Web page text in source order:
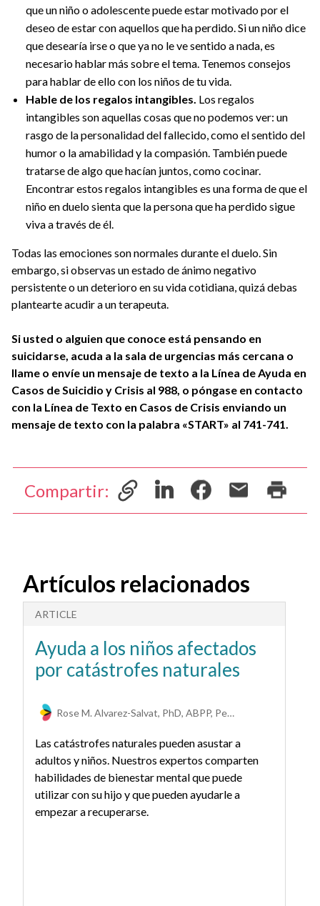
que un niño o adolescente puede estar motivado por el
deseo de estar con aquellos que ha perdido. Si un niño dice
que desearía irse o que ya no le ve sentido a nada, es
necesario hablar más sobre el tema. Tenemos consejos
para hablar de ello con los niños de tu vida.
Hable de los regalos intangibles. Los regalos
intangibles son aquellas cosas que no podemos ver: un
rasgo de la personalidad del fallecido, como el sentido del
humor o la amabilidad y la compasión. También puede
tratarse de algo que hacían juntos, como cocinar.
Encontrar estos regalos intangibles es una forma de que el
niño en duelo sienta que la persona que ha perdido sigue
viva a través de él.
Todas las emociones son normales durante el duelo. Sin
embargo, si observas un estado de ánimo negativo
persistente o un deterioro en su vida cotidiana, quizá debas
plantearte acudir a un terapeuta.
Si usted o alguien que conoce está pensando en
suicidarse, acuda a la sala de urgencias más cercana o
llame o envíe un mensaje de texto a la Línea de Ayuda en
Casos de Suicidio y Crisis al 988, o póngase en contacto
con la Línea de Texto en Casos de Crisis enviando un
mensaje de texto con la palabra «START» al 741-741.
Compartir:
Artículos relacionados
ARTICLE
Ayuda a los niños afectados
por catástrofes naturales
Rose M. Alvarez-Salvat, PhD, ABPP, Pediatric Psychologist at Nicklaus Children’s Hospital
Las catástrofes naturales pueden asustar a
adultos y niños. Nuestros expertos comparten
habilidades de bienestar mental que puede
utilizar con su hijo y que pueden ayudarle a
empezar a recuperarse.